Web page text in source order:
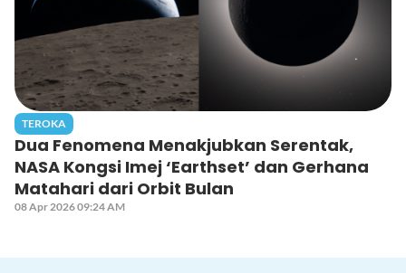
TEROKA
Dua Fenomena Menakjubkan Serentak,
NASA Kongsi Imej ‘Earthset’ dan Gerhana
Matahari dari Orbit Bulan
08 Apr 2026 09:24 AM